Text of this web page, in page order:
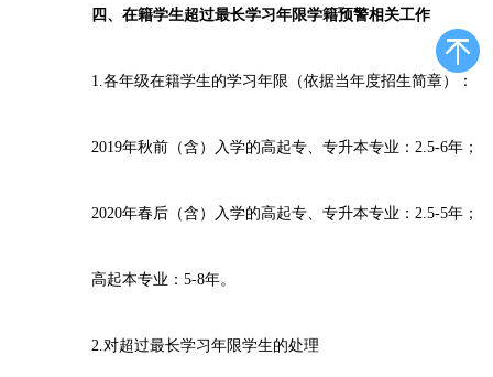
四、在籍学生超过最长学习年限学籍预警相关工作
1.各年级在籍学生的学习年限（依据当年度招生简章）：
2019年秋前（含）入学的高起专、专升本专业：2.5-6年；
2020年春后（含）入学的高起专、专升本专业：2.5-5年；
高起本专业：5-8年。
2.对超过最长学习年限学生的处理